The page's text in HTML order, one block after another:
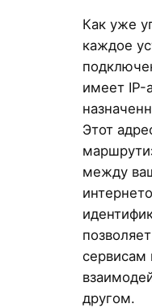
Как уже
каждое
имеет IP-
Этот
между
сервисам
другом.